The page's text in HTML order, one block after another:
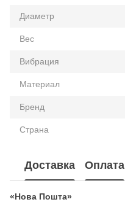
Диаметр
Вес
Вибрация
Материал
Бренд
Страна
Доставка Оплата
«Нова Пошта»